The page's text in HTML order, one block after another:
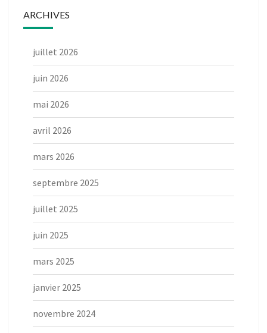
ARCHIVES
juillet 2026
juin 2026
mai 2026
avril 2026
mars 2026
septembre 2025
juillet 2025
juin 2025
mars 2025
janvier 2025
novembre 2024